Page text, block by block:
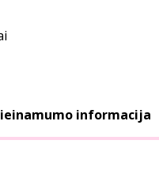
informacija